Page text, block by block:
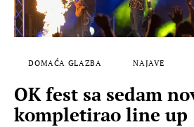
DOMAĆA GLAZBA NAJAVE
OK fest sa sedam
kompletirao line up